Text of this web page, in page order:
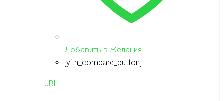
Добавить в Желания
[yith_compare_button]
JBL